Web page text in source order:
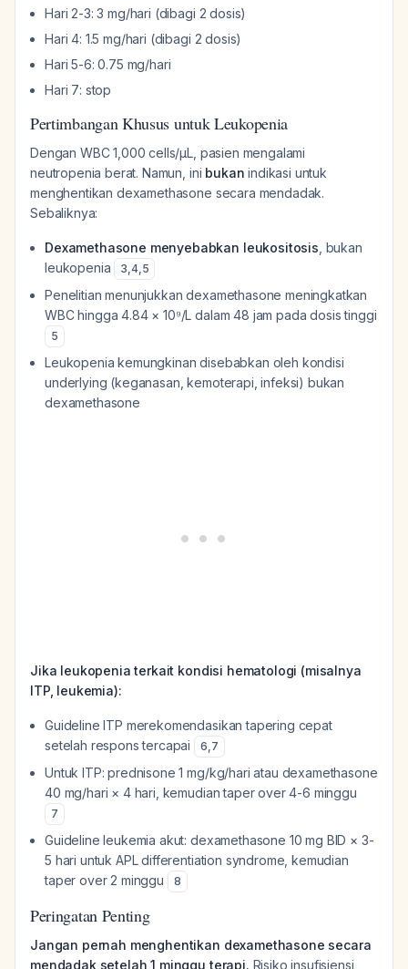
Hari 2-3: 3 mg/hari (dibagi 2 dosis)
Hari 4: 1.5 mg/hari (dibagi 2 dosis)
Hari 5-6: 0.75 mg/hari
Hari 7: stop
Pertimbangan Khusus untuk Leukopenia
Dengan WBC 1,000 cells/µL, pasien mengalami
neutropenia berat. Namun, ini bukan indikasi untuk
menghentikan dexamethasone secara mendadak.
Sebaliknya:
Dexamethasone menyebabkan leukositosis , bukan
leukopenia
3,4,5
Penelitian menunjukkan dexamethasone meningkatkan
WBC hingga 4.84 × 10⁹/L dalam 48 jam pada dosis tinggi
5
Leukopenia kemungkinan disebabkan oleh kondisi
underlying (keganasan, kemoterapi, infeksi) bukan
dexamethasone
Jika leukopenia terkait kondisi hematologi (misalnya
ITP, leukemia):
Guideline ITP merekomendasikan tapering cepat
setelah respons tercapai
6,7
Untuk ITP: prednisone 1 mg/kg/hari atau dexamethasone
40 mg/hari × 4 hari, kemudian taper over 4-6 minggu
7
Guideline leukemia akut: dexamethasone 10 mg BID × 3-
5 hari untuk APL differentiation syndrome, kemudian
taper over 2 minggu
8
Peringatan Penting
Jangan pernah menghentikan dexamethasone secara
mendadak setelah 1 minggu terapi. Risiko insufisiensi